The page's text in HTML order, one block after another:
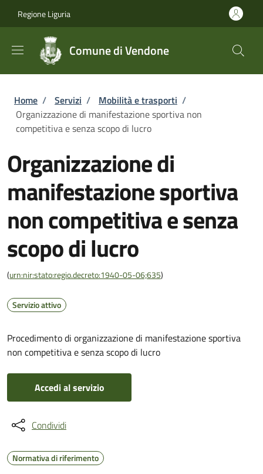
Regione Liguria
Comune di Vendone
Briciole di pane
Home / Servizi / Mobilità e trasporti /
Organizzazione di manifestazione sportiva non
competitiva e senza scopo di lucro
Organizzazione di
manifestazione sportiva
non competitiva e senza
scopo di lucro
(urn:nir:stato:regio.decreto:1940-05-06;635)
Servizio attivo
Procedimento di organizzazione di manifestazione sportiva
non competitiva e senza scopo di lucro
Accedi al servizio
Condividi
Normativa di riferimento